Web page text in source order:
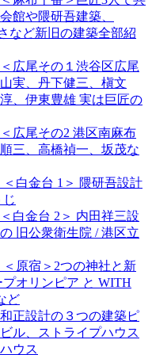
館や隈研吾建築、
など新旧の建築全部紹
広尾その１渋谷区広尾
実、丹下健三、槇文
、伊東豊雄 実は巨匠の
広尾その2 港区南麻布
三、高橋禎一、坂茂な
白金台 1＞ 隈研吾設計
白金台 2＞ 内田祥三設
旧公衆衛生院 / 港区立
原宿＞2つの神社と新
プオリンピア と WITH
ど
正設計の３つの建築ピ
ル、ストライプハウス
ウス